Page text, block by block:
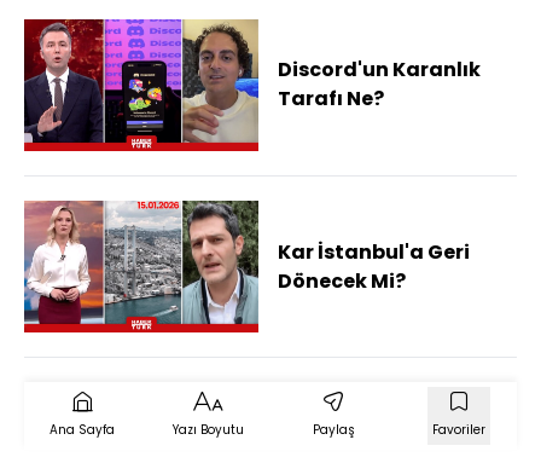
Discord'un Karanlık
Tarafı Ne?
Kar İstanbul'a Geri
Dönecek Mi?
Ana Sayfa Yazı Boyutu Paylaş Favoriler